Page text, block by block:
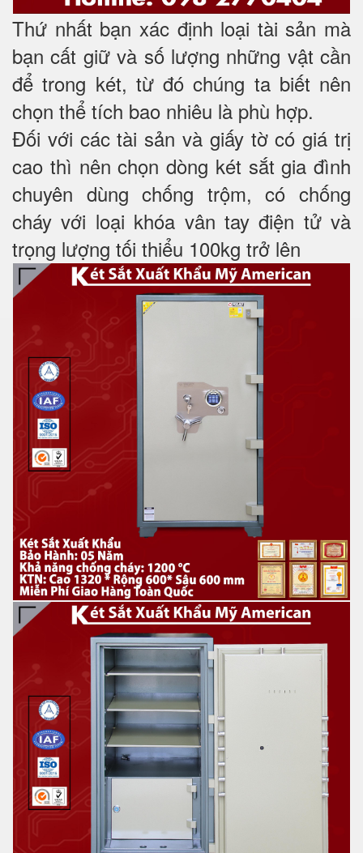
Thứ nhất bạn xác định loại tài sản mà
bạn cất giữ và số lượng những vật cần
để trong két, từ đó chúng ta biết nên
chọn thể tích bao nhiêu là phù hợp.
Đối với các tài sản và giấy tờ có giá trị
cao thì nên chọn dòng két sắt gia đình
chuyên dùng chống trộm, có chống
cháy với loại khóa vân tay điện tử và
trọng lượng tối thiểu 100kg trở lên